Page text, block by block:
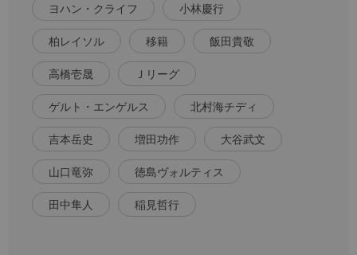
ヨハン・クライフ 小林慶行
柏レイソル 移籍 飯田貴敬
高橋壱晟 Ｊリーグ
ゲルト・エンゲルス 北村海チディ
吉本岳史 増田功作 大谷武文
山口竜弥 徳島ヴォルティス
田中隼人 稲見哲行